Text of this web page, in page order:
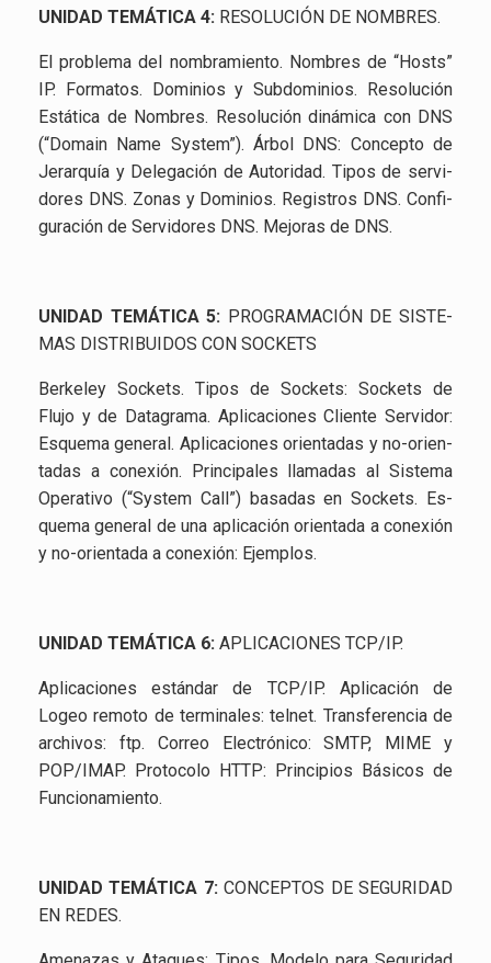
UNI­DAD TE­MÁ­TI­CA 4: RE­SO­LU­CIÓN DE NOM­BRES.
El pro­ble­ma del nom­bra­mien­to. Nom­bres de “Hosts”
IP. For­ma­tos. Do­mi­nios y Sub­do­mi­nios. Re­so­lu­ción
Es­tá­ti­ca de Nom­bres. Re­so­lu­ción di­ná­mi­ca con DNS
(“Do­main Name Sys­tem”). Árbol DNS: Con­cep­to de
Je­rar­quía y De­le­ga­ción de Au­to­ri­dad. Tipos de ser­vi­
do­res DNS. Zonas y Do­mi­nios. Re­gis­tros DNS. Con­fi­
gu­ra­ción de Ser­vi­do­res DNS. Me­jo­ras de DNS.
UNI­DAD TE­MÁ­TI­CA 5: PRO­GRA­MA­CIÓN DE SIS­TE­
MAS DIS­TRI­BUI­DOS CON SO­CKETS
Ber­ke­ley So­ckets. Tipos de So­ckets: So­ckets de
Flujo y de Da­ta­gra­ma. Apli­ca­cio­nes Clien­te Ser­vi­dor:
Es­que­ma ge­ne­ral. Apli­ca­cio­nes orien­ta­das y no-orien­
ta­das a co­ne­xión. Prin­ci­pa­les lla­ma­das al Sis­te­ma
Ope­ra­ti­vo (“Sys­tem Call”) ba­sa­das en So­ckets. Es­
que­ma ge­ne­ral de una apli­ca­ción orien­ta­da a co­ne­xión
y no-orien­ta­da a co­ne­xión: Ejem­plos.
UNI­DAD TE­MÁ­TI­CA 6: APLI­CA­CIO­NES TCP/IP.
Apli­ca­cio­nes es­tán­dar de TCP/IP. Apli­ca­ción de
Logeo re­mo­to de ter­mi­na­les: tel­net. Trans­fe­ren­cia de
ar­chi­vos: ftp. Co­rreo Elec­tró­ni­co: SMTP, MIME y
POP/IMAP. Pro­to­co­lo HTTP: Prin­ci­pios Bá­si­cos de
Fun­cio­na­mien­to.
UNI­DAD TE­MÁ­TI­CA 7:CON­CEP­TOS DE SE­GU­RI­DAD
EN REDES.